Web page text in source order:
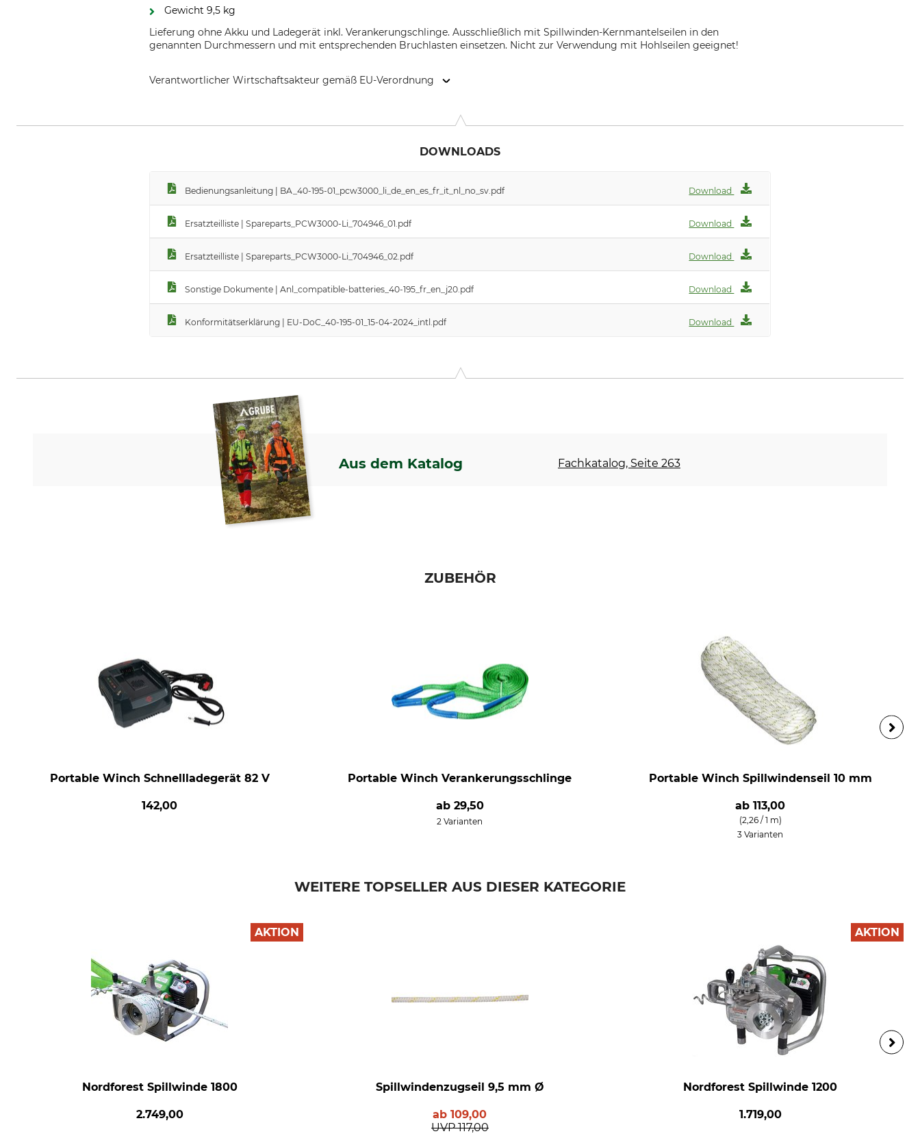
Gewicht 9,5 kg
Lieferung ohne Akku und Ladegerät inkl. Verankerungschlinge. Ausschließlich mit Spillwinden-Kernmantelseilen in den
genannten Durchmessern und mit entsprechenden Bruchlasten einsetzen. Nicht zur Verwendung mit Hohlseilen geeignet!
Verantwortlicher Wirtschaftsakteur gemäß EU-Verordnung
DOWNLOADS
Bedienungsanleitung | BA_40-195-01_pcw3000_li_de_en_es_fr_it_nl_no_sv.pdf Download
Ersatzteilliste | Spareparts_PCW3000-Li_704946_01.pdf Download
Ersatzteilliste | Spareparts_PCW3000-Li_704946_02.pdf Download
Sonstige Dokumente | Anl_compatible-batteries_40-195_fr_en_j20.pdf Download
Konformitätserklärung | EU-DoC_40-195-01_15-04-2024_intl.pdf Download
Aus dem Katalog Fachkatalog, Seite 263
ZUBEHÖR
Portable Winch Schnellladegerät 82 V
142,00
Portable Winch Verankerungsschlinge
ab 29,50
2 Varianten
Portable Winch Spillwindenseil 10 mm
ab113,00
(2,26 / 1 m)
3 Varianten
WEITERE TOPSELLER AUS DIESER KATEGORIE
AKTION
Nordforest Spillwinde 1800
2.749,00
Spillwindenzugseil 9,5 mm Ø
ab109,00
UVP 117,00
AKTION
Nordforest Spillwinde 1200
1.719,00